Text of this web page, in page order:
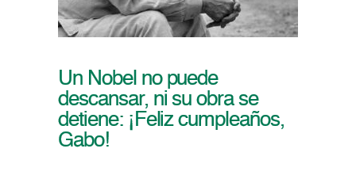
Un Nobel no puede
descansar, ni su obra se
detiene: ¡Feliz cumpleaños,
Gabo!